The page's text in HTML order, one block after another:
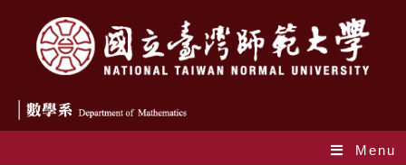
Menu